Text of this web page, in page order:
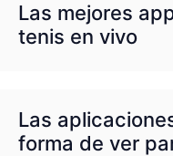
Las mejores
tenis en vivo
Las
forma de ver